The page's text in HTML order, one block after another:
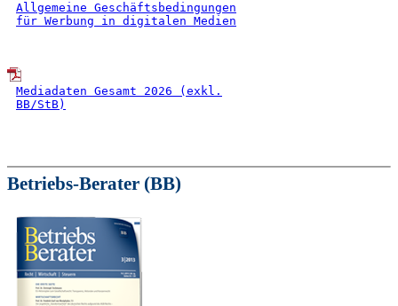
Allgemeine Geschäftsbedingungen
für Werbung in digitalen Medien
Mediadaten Gesamt 2026 (exkl.
BB/StB)
Betriebs-Berater (BB)